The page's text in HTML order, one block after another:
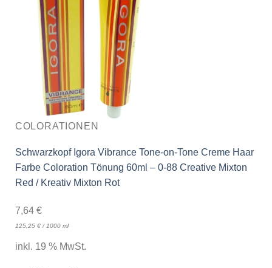
COLORATIONEN
Schwarzkopf Igora Vibrance Tone-on-Tone Creme Haar
Farbe Coloration Tönung 60ml – 0-88 Creative Mixton
Red / Kreativ Mixton Rot
7,64 €
125,25 €/ 1000 ml
inkl. 19 % MwSt.